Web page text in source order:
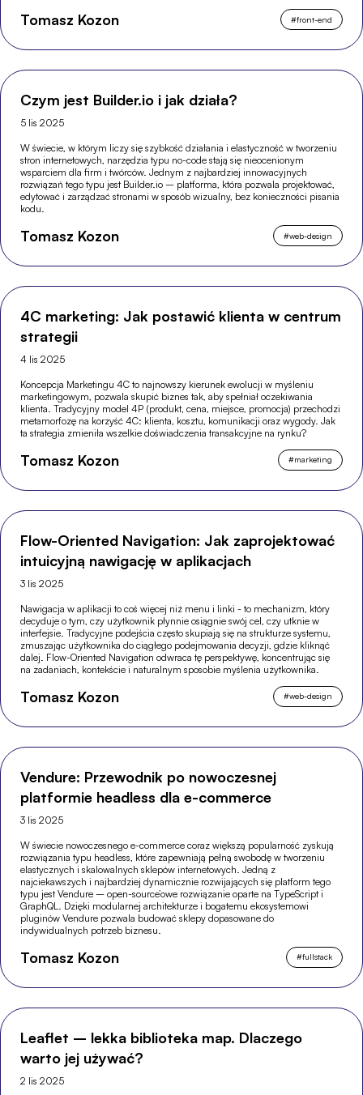
Tomasz Kozon #front-end
Czym jest Builder.io i jak działa?
5 lis 2025
W świecie, w którym liczy się szybkość działania i elastyczność w tworzeniu
stron internetowych, narzędzia typu no-code stają się nieocenionym
wsparciem dla firm i twórców. Jednym z najbardziej innowacyjnych
rozwiązań tego typu jest Builder.io – platforma, która pozwala projektować,
edytować i zarządzać stronami w sposób wizualny, bez konieczności pisania
kodu.
Tomasz Kozon #web-design
4C marketing: Jak postawić klienta w centrum
strategii
4 lis 2025
Koncepcja Marketingu 4C to najnowszy kierunek ewolucji w myśleniu
marketingowym, pozwala skupić biznes tak, aby spełniał oczekiwania
klienta. Tradycyjny model 4P (produkt, cena, miejsce, promocja) przechodzi
metamorfozę na korzyść 4C: klienta, kosztu, komunikacji oraz wygody. Jak
ta strategia zmieniła wszelkie doświadczenia transakcyjne na rynku?
Tomasz Kozon #marketing
Flow-Oriented Navigation: Jak zaprojektować
intuicyjną nawigację w aplikacjach
3 lis 2025
Nawigacja w aplikacji to coś więcej niż menu i linki - to mechanizm, który
decyduje o tym, czy użytkownik płynnie osiągnie swój cel, czy utknie w
interfejsie. Tradycyjne podejścia często skupiają się na strukturze systemu,
zmuszając użytkownika do ciągłego podejmowania decyzji, gdzie kliknąć
dalej. Flow-Oriented Navigation odwraca tę perspektywę, koncentrując się
na zadaniach, kontekście i naturalnym sposobie myślenia użytkownika.
Tomasz Kozon #web-design
Vendure: Przewodnik po nowoczesnej
platformie headless dla e-commerce
3 lis 2025
W świecie nowoczesnego e-commerce coraz większą popularność zyskują
rozwiązania typu headless, które zapewniają pełną swobodę w tworzeniu
elastycznych i skalowalnych sklepów internetowych. Jedną z
najciekawszych i najbardziej dynamicznie rozwijających się platform tego
typu jest Vendure – open-source’owe rozwiązanie oparte na TypeScript i
GraphQL. Dzięki modularnej architekturze i bogatemu ekosystemowi
pluginów Vendure pozwala budować sklepy dopasowane do
indywidualnych potrzeb biznesu.
Tomasz Kozon #fullstack
Leaflet – lekka biblioteka map. Dlaczego
warto jej używać?
2 lis 2025